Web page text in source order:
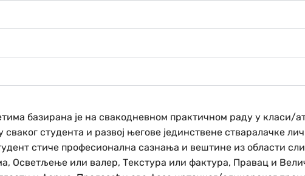
базирана је на свакодневном практичном раду у класи/
студента и развој његове јединствене стваралачке
стиче професионална сазнања и вештине из области
Осветљење или валер, Текстура или фактура, Правац и